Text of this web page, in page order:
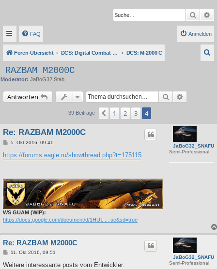
Suche
FAQ Anmelden
Foren-Übersicht DCS: Digital Combat Simulator Series DCS: M-2000 C
RAZBAM M2000C
Moderator: JaBoG32 Stab
Antworten Suche
39 Beiträge Vorherige
1 2 3 4
JaBoG32_SNAFU
Semi-Professional
Re: RAZBAM M2000C
B
i
t
5. Okt 2016, 09:41
https://forums.eagle.ru/showthread.php?t=175115
WS GUAM (WIP):
https://docs.google.com/document/d/1HU1 ... ue&sd=true
JaBoG32_SNAFU
Semi-Professional
Re: RAZBAM M2000C
B
i
11. Okt 2016, 09:51
Weitere interessante posts vom Entwickler: